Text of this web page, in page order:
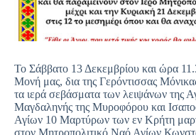
Το Σάββατο 13 Δεκεμβρίου και ώρα
Μονή μας, δια της Γερόντισσας
τα ιερά σεβάσματα των λειψάνων της
Μαγδαληνής της Μυροφόρου και
Αγίων 10 Μαρτύρων των εν Κρήτη